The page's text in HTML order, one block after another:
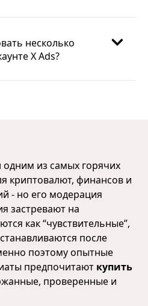
несколько
X Ads?
из самых горячих
криптовалют, финансов и
- но его модерация
застревают на
как “чувствительные”,
после
поэтому опытные
предпочитают купить
проверенные и